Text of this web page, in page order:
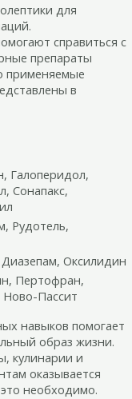
для
справиться с
препараты
применяемые
в
Галоперидол,
Сонапакс,
Рудотель,
Оксилидин
Пертофран,
Ново-Пассит
навыков помогает
образ жизни.
кулинарии и
оказывается
необходимо.